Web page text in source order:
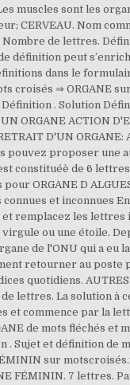
muscles sont les
CERVEAU. Nom
de lettres.
définition peut
dans le
croisés ⇒ ORGANE
. Solution
ORGANE ACTION
D'UN ORGANE:
pouvez proposer une
constituéè de 6
ORGANE D
et inconnues
remplacez les lettres
virgule ou une étoile.
de l'ONU qui a eu
retourner au poste
quotidiens. AUTRES
de lettres. La solution à
et commence par la
de mots fléchés et
. Sujet et définition de
sur
FÉMININ. 7 lettres.